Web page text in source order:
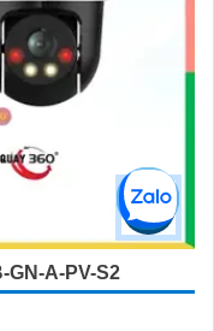
GN-A-PV-S2